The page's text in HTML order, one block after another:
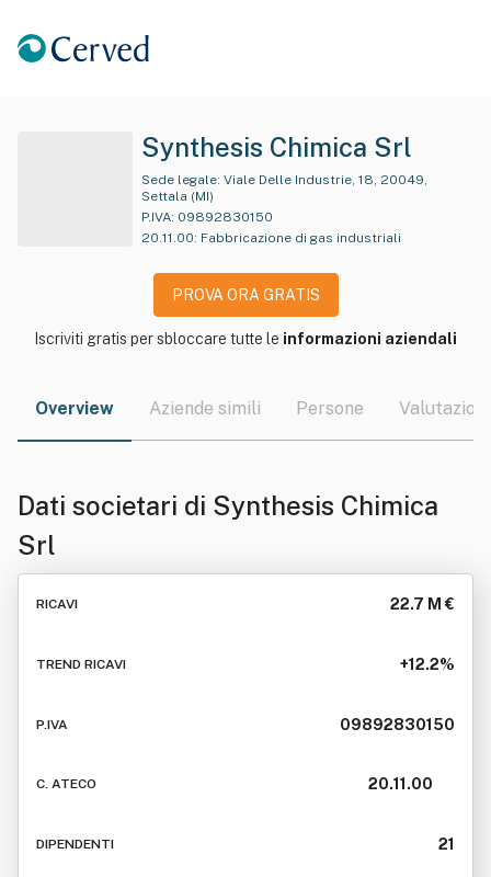
Synthesis Chimica Srl
Sede legale:
Settala (MI)
P.IVA: 09892830150
20.11.00: Fabbricazione di gas industriali
PROVA ORA GRATIS
Iscriviti gratis per sbloccare tutte le informazioni aziendali
Overview Aziende simili Persone Valutazioni
Dati societari di Synthesis Chimica
Srl
RICAVI 22.7 M €
TREND RICAVI +12.2%
P.IVA 09892830150
C. ATECO 20.11.00
DIPENDENTI 21